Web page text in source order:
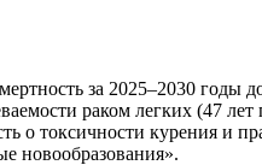
за 2025–2030 годы
раком легких (47 лет
о токсичности курения и
новообразования».